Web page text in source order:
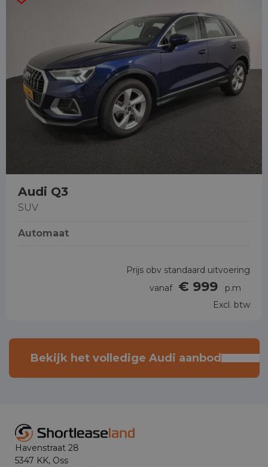
Audi Q3
SUV
Automaat
Prijs obv standaard uitvoering
vanaf € 999
p.m
Excl. btw
Bekijk het volledige Audi aanbod
Havenstraat 28
5347 KK, Oss